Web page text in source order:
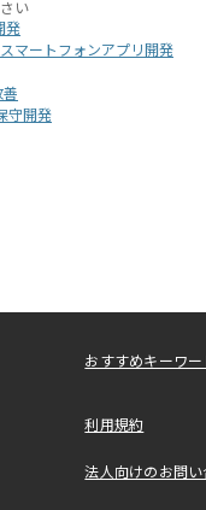
い
発
マートフォンアプリ開発
善
守開発
おすすめキーワー
利用規約
法人向けのお問